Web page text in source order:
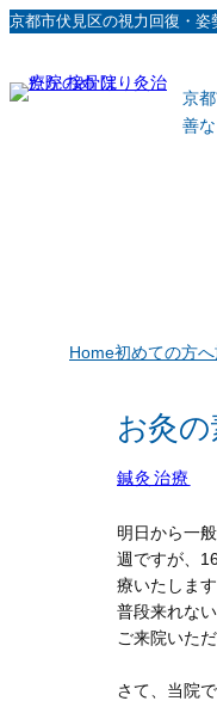
内
ス
京都市伏見区の視力回復・
京
善
Home初めての方へ
お灸
鍼灸治療
明日から一
週ですが、
療いたします
普段来れな
ご来院いた
さて、当院